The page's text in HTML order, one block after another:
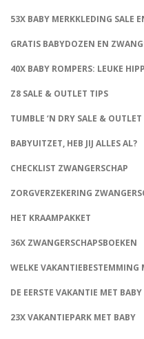
53X BABY MERKKLEDING SALE
GRATIS BABYDOZEN EN
40X BABY ROMPERS: LEUKE
Z8 SALE & OUTLET TIPS
TUMBLE ‘N DRY SALE &
BABYUITZET, HEB JIJ ALLES AL?
CHECKLIST ZWANGERSCHAP
ZORGVERZEKERING
HET KRAAMPAKKET
36X ZWANGERSCHAPSBOEKEN
WELKE VAKANTIEBESTEMMING
DE EERSTE VAKANTIE MET BABY
23X VAKANTIEPARK MET BABY